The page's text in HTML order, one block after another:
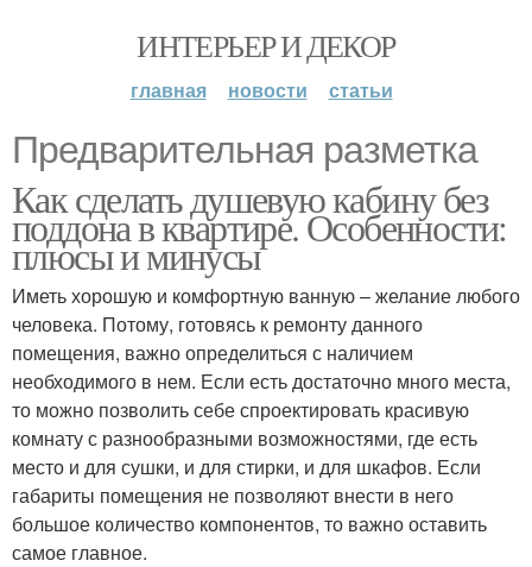
ИНТЕРЬЕР И ДЕКОР
главная новости статьи
Предварительная разметка
Как сделать душевую кабину без
поддона в квартире. Особенности:
плюсы и минусы
Иметь хорошую и комфортную ванную – желание любого
человека. Потому, готовясь к ремонту данного
помещения, важно определиться с наличием
необходимого в нем. Если есть достаточно много места,
то можно позволить себе спроектировать красивую
комнату с разнообразными возможностями, где есть
место и для сушки, и для стирки, и для шкафов. Если
габариты помещения не позволяют внести в него
большое количество компонентов, то важно оставить
самое главное.